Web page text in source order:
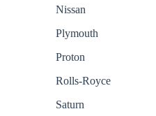
Nissan
Plymouth
Proton
Rolls-Royce
Saturn